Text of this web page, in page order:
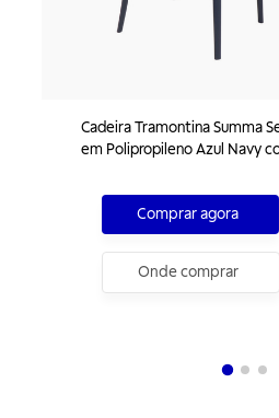
Cadeira Tramontina Summa
em Polipropileno Azul Navy
Comprar agora
Onde comprar